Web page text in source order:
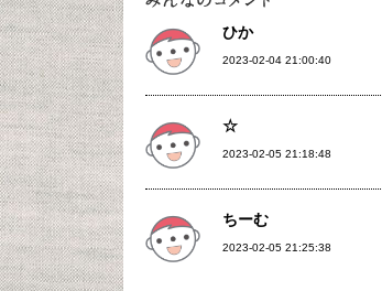
ひか
2023-02-04 21:00:40
☆
2023-02-05 21:18:48
ちーむ
2023-02-05 21:25:38